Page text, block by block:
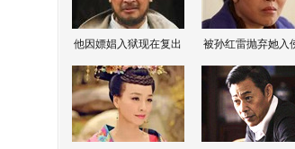
他因嫖娼入狱现在复出 被孙红雷抛弃她入